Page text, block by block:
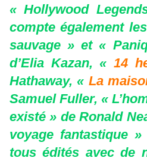
« Hollywood
compte également
sauvage » et «
d’Elia Kazan, «14
Hathaway, « La
Samuel Fuller, «
existé » de Ronald
voyage fantastique
tous édités avec de